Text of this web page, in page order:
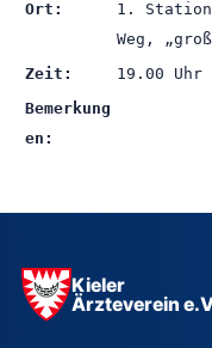
Ort:
1.
Weg,
Zeit:
19.00 Uhr
Bemerkung
en:
Kieler
Ärzteverein